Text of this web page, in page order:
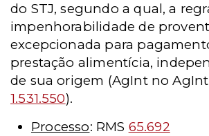
do STJ, segundo a qual, a
impenhorabilidade de
excepcionada para
prestação alimentícia,
de sua origem (AgInt no
1.531.550).
Processo: RMS 65.692